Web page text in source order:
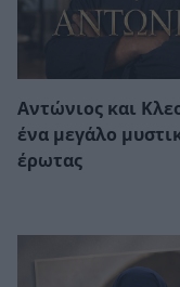
Αντώνιος και
ένα μεγάλο
έρωτας